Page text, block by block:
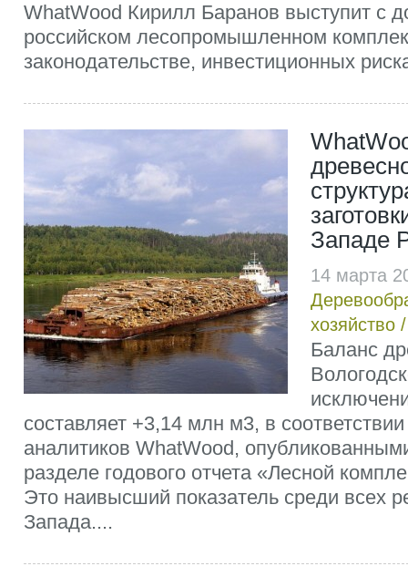
WhatWood Кирилл Баранов выступит с
российском лесопромышленном
законодательстве, инвестиционных
Западе
14 марта
хозяйство
Баланс
составляет +3,14 млн м3, в
аналитиков WhatWood,
разделе годового отчета «Лесной
Это наивысший показатель среди всех
Запада....